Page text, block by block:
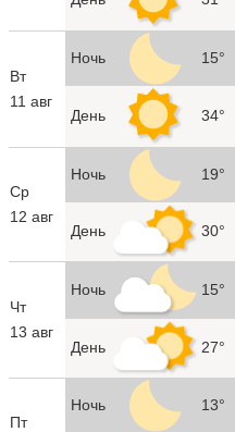
Вт
11 авг
Ночь 15°
День 34°
Ср
12 авг
Ночь 19°
День 30°
Чт
13 авг
Ночь 15°
День 27°
Пт
Ночь 13°